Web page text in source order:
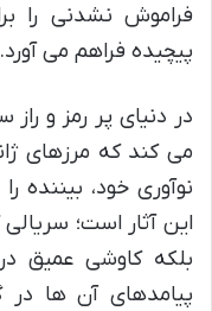
فراموش نشدنی را
پیچیده فراهم می آورد.
در دنیای پر رمز و
می کند که مرزهای
نوآوری خود، بیننده
این آثار است؛
بلکه کاوشی عمیق
پیامدهای آن ها در